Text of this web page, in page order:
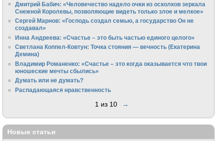
Дмитрий Бабич: «Человечество надело очки из осколков зеркала
Снежной Королевы, позволяющие видеть только злое и мелкое»
Сергей Марнов: «Господь создал семью, а государство Он не
создавал»
Инна Андреева: «Счастье – это быть частью единого целого»
Светлана Коппел-Ковтун: Точка стояния — вечность (Екатерина
Демина)
Владимир Романенко: «Счастье – это когда оказывается что твои
юношеские мечты сбылись»
Думать или не думать?
Распадающаяся нравственность
1 из 10 →
Новые статьи